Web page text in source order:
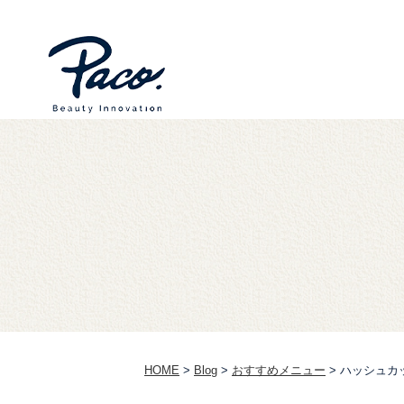
HOME > Blog > おすすめメニュー > ハッシュカ